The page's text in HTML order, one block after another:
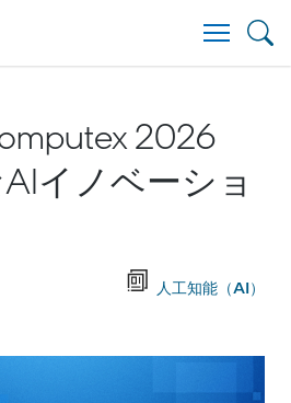
2026
イノベーショ
人工知能（AI）